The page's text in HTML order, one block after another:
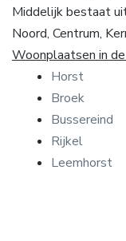
Middelijk bestaat
Noord, Centrum,
Woonplaatsen in
Horst
Broek
Bussereind
Rijkel
Leemhorst